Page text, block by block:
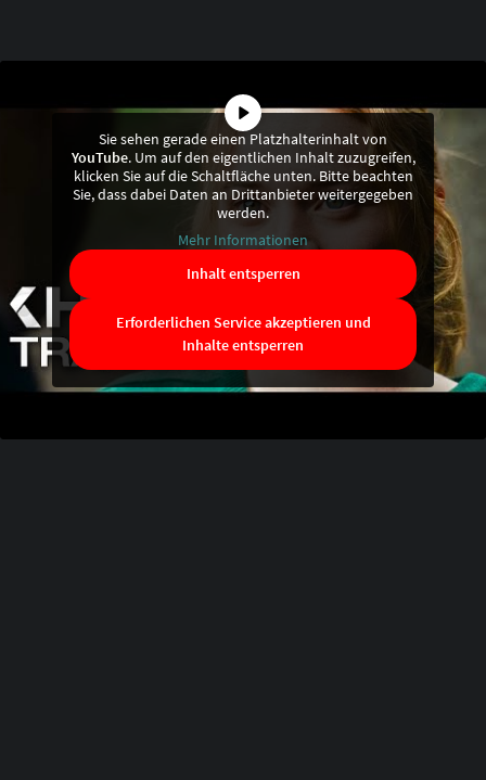
Sie sehen gerade einen Platzhalterinhalt von
YouTube. Um auf den eigentlichen Inhalt zuzugreifen,
klicken Sie auf die Schaltfläche unten. Bitte beachten
Sie, dass dabei Daten an Drittanbieter weitergegeben
werden.
Mehr Informationen
Inhalt entsperren
Erforderlichen Service akzeptieren und
Inhalte entsperren